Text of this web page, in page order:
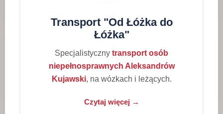
Transport "Od Łóżka do
Łóżka"
Specjalistyczny transport osób
niepełnosprawnych Aleksandrów
Kujawski, na wózkach i leżących.
Czytaj więcej →